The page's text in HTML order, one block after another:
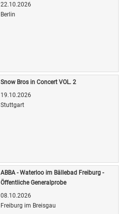
22.10.2026
Berlin
Snow Bros in Concert VOL. 2
19.10.2026
Stuttgart
ABBA - Waterloo im Bällebad Freiburg -
Öffentliche Generalprobe
08.10.2026
Freiburg im Breisgau